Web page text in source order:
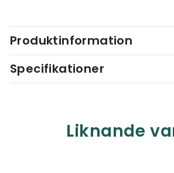
Produktinformation
Specifikationer
Liknande